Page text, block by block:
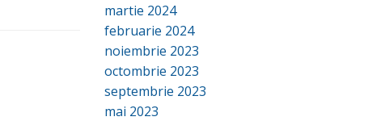
martie 2024
februarie 2024
noiembrie 2023
octombrie 2023
septembrie 2023
mai 2023